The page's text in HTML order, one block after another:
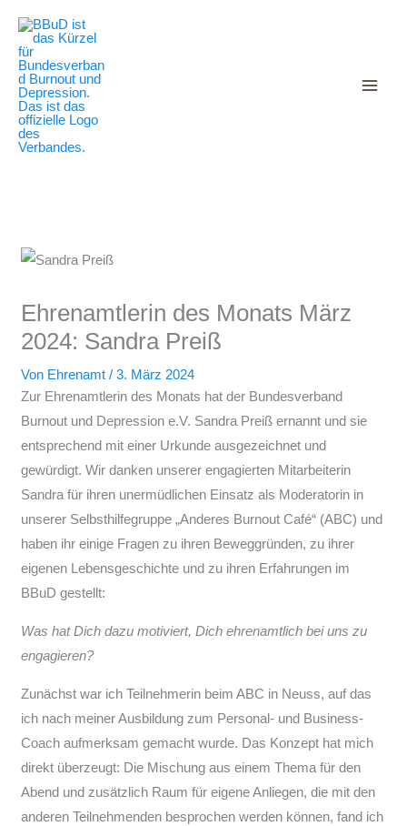
Inhalt
springen
Ehrenamtlerin des Monats März
2024: Sandra Preiß
Von Ehrenamt/3. März 2024
Zur Ehrenamtlerin des Monats hat der Bundesverband
Burnout und Depression e.V. Sandra Preiß ernannt und sie
entsprechend mit einer Urkunde ausgezeichnet und
gewürdigt. Wir danken unserer engagierten Mitarbeiterin
Sandra für ihren unermüdlichen Einsatz als Moderatorin in
unserer Selbsthilfegruppe „Anderes Burnout Café“ (ABC) und
haben ihr einige Fragen zu ihren Beweggründen, zu ihrer
eigenen Lebensgeschichte und zu ihren Erfahrungen im
BBuD gestellt:
Was hat Dich dazu motiviert, Dich ehrenamtlich bei uns zu
engagieren?
Zunächst war ich Teilnehmerin beim ABC in Neuss, auf das
ich nach meiner Ausbildung zum Personal- und Business-
Coach aufmerksam gemacht wurde. Das Konzept hat mich
direkt überzeugt: Die Mischung aus einem Thema für den
Abend und zusätzlich Raum für eigene Anliegen, die mit den
anderen Teilnehmenden besprochen werden können, fand ich